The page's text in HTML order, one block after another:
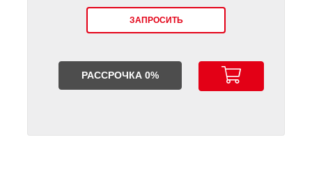
ЗАПРОСИТЬ
РАССРОЧКА 0%